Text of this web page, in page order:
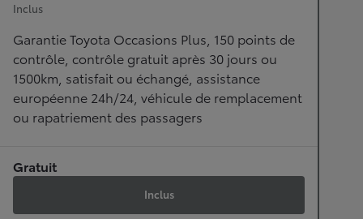
Inclus
Garantie Toyota Occasions Plus, 150 points de
contrôle, contrôle gratuit après 30 jours ou
1500km, satisfait ou échangé, assistance
européenne 24h/24, véhicule de remplacement
ou rapatriement des passagers
Gratuit
Inclus